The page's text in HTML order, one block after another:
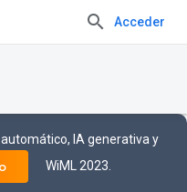
Acceder
IA generativa y
WiML 2023.